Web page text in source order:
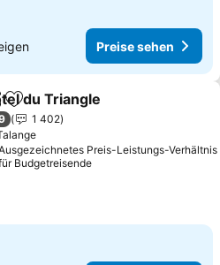
Preise sehen
Zu Favoriten hinzufügen
du Triangle
1 402
Preis-Leistungs-Verhältnis
Budgetreisende